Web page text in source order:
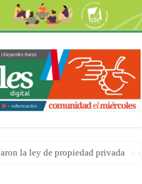
niños, niñas y adolescentes que